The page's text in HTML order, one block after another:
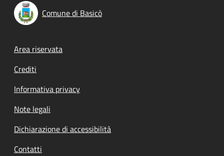
Comune di Basicò
Footer menu
Area riservata
Crediti
Informativa privacy
Note legali
Dichiarazione di accessibilità
Contatti